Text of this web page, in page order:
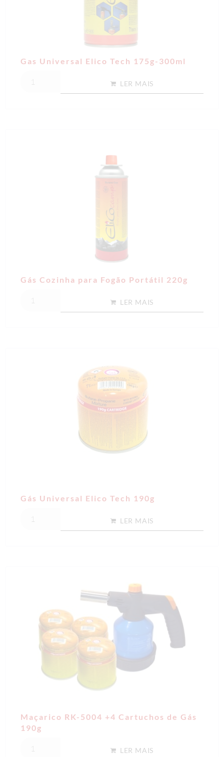
Gas Universal Elico Tech 175g-300ml
LER MAIS
Gás Cozinha para Fogão Portátil 220g
LER MAIS
Gás Universal Elico Tech 190g
LER MAIS
Maçarico RK-5004 +4 Cartuchos de Gás
190g
LER MAIS